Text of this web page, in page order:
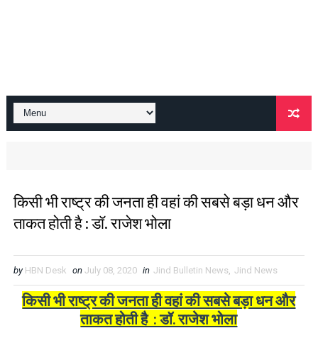
किसी भी राष्ट्र की जनता ही वहां की सबसे बड़ा धन और
ताकत होती है : डॉ. राजेश भोला
by HBN Desk on July 08, 2020 in Jind Bulletin News, Jind News
किसी भी राष्ट्र की जनता ही वहां की सबसे बड़ा धन और
ताकत होती है : डॉ. राजेश भोला